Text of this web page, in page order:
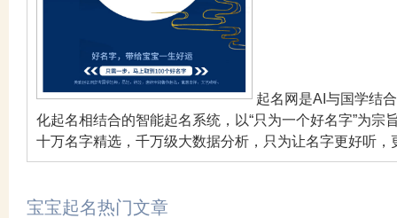
起名网是AI与国学结
化起名相结合的智能起名系统，以“只为一个好名字”为
十万名字精选，千万级大数据分析，只为让名字更好听，
宝宝起名热门文章